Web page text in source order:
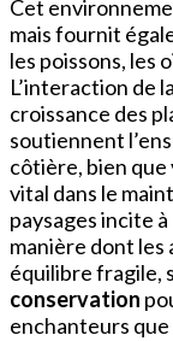
Cet
mais fournit
les poissons, les
L’interaction de
croissance des
soutiennent
côtière, bien
vital dans le
paysages incite
manière dont
équilibre fragile,
conservation
enchanteurs